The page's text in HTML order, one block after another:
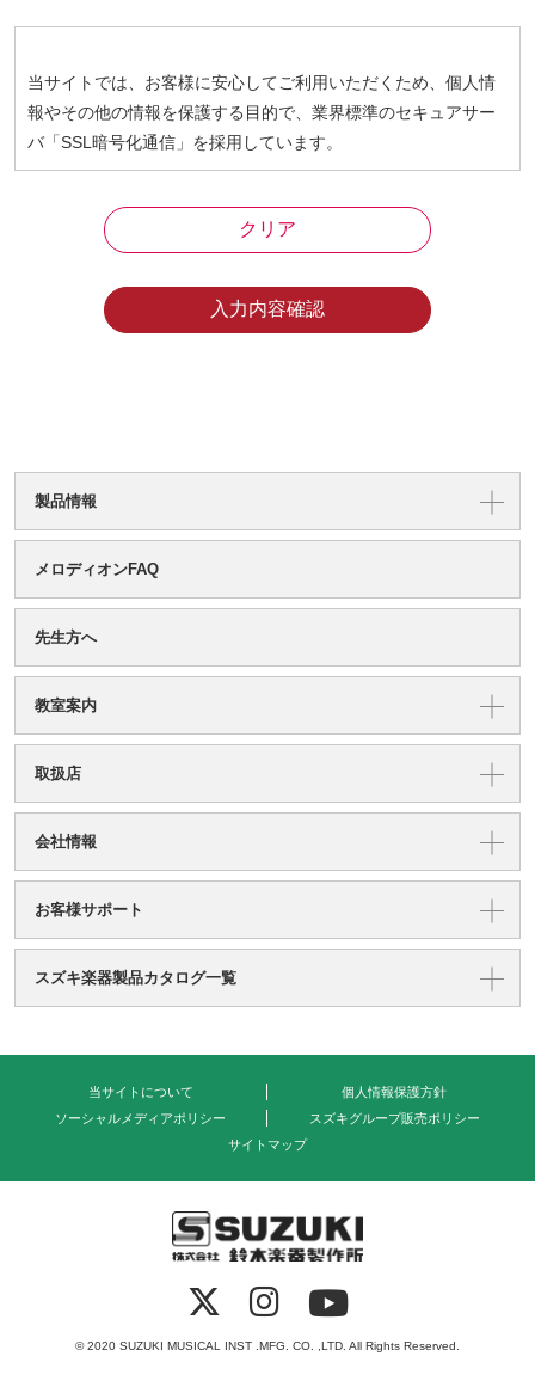
当サイトでは、お客様に安心してご利用いただくため、個人情
報やその他の情報を保護する目的で、業界標準のセキュアサー
バ「SSL暗号化通信」を採用しています。
製品情報
メロディオンFAQ
先生方へ
教室案内
取扱店
会社情報
お客様サポート
スズキ楽器製品カタログ一覧
当サイトについて
個人情報保護方針
ソーシャルメディアポリシー
スズキグループ販売ポリシー
サイトマップ
© 2020 SUZUKI MUSICAL INST .MFG. CO. ,LTD. All Rights Reserved.